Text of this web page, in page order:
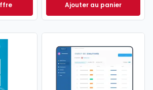
L Expert-comptable à partir de
Ajouter au panier
Mémento Fiscal